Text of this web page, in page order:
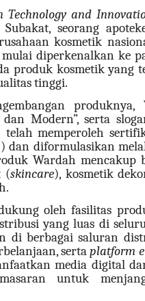
Technology and
seorang
kosmetik
diperkenalkan ke
produk kosmetik yang
tinggi.
produknya,
Modern”, serta
telah memperoleh
dan diformulasikan
Wardah
(skincare), kosmetik
oleh fasilitas
yang luas di
di berbagai saluran
sertaplatform
media digital
untuk